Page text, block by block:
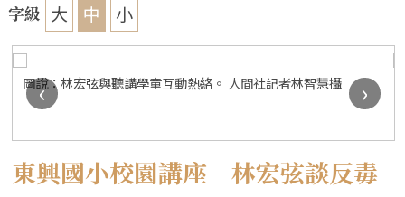
字級 大 中 小
圖說：林宏弦與聽講學童互動熱絡。 人間社記者林智慧攝
‹ ›
東興國小校園講座 林宏弦談反毒